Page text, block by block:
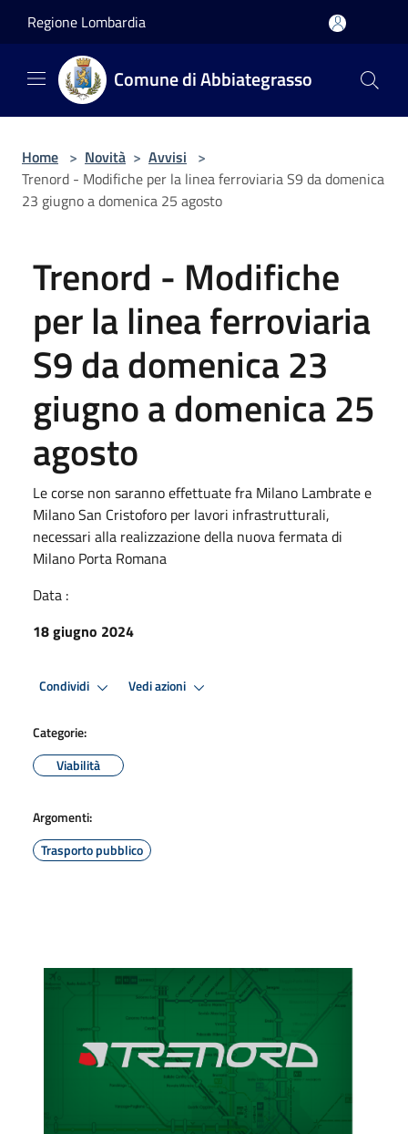
Regione Lombardia
Comune di Abbiategrasso
Home > Novità > Avvisi >
Trenord - Modifiche per la linea ferroviaria S9 da domenica
23 giugno a domenica 25 agosto
Trenord - Modifiche
per la linea ferroviaria
S9 da domenica 23
giugno a domenica 25
agosto
Le corse non saranno effettuate fra Milano Lambrate e
Milano San Cristoforo per lavori infrastrutturali,
necessari alla realizzazione della nuova fermata di
Milano Porta Romana
Data :
18 giugno 2024
Condividi Vedi azioni
Categorie:
Viabilità
Argomenti:
Trasporto pubblico